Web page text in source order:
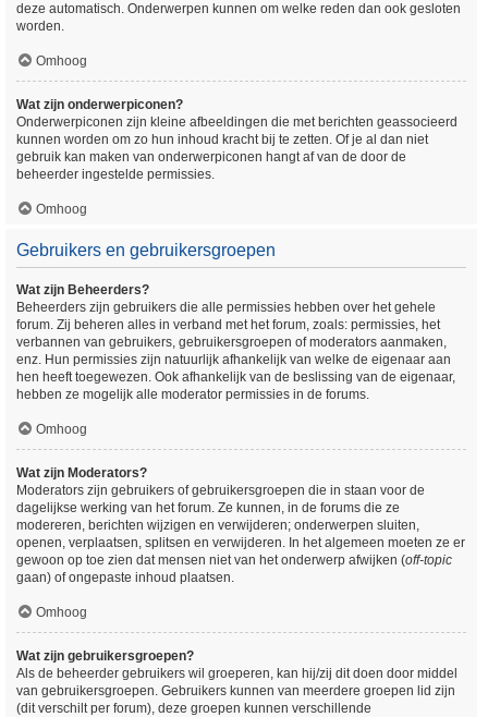
deze automatisch. Onderwerpen kunnen om welke reden dan ook gesloten
worden.
Omhoog
Wat zijn onderwerpiconen?
Onderwerpiconen zijn kleine afbeeldingen die met berichten geassocieerd
kunnen worden om zo hun inhoud kracht bij te zetten. Of je al dan niet
gebruik kan maken van onderwerpiconen hangt af van de door de
beheerder ingestelde permissies.
Omhoog
Gebruikers en gebruikersgroepen
Wat zijn Beheerders?
Beheerders zijn gebruikers die alle permissies hebben over het gehele
forum. Zij beheren alles in verband met het forum, zoals: permissies, het
verbannen van gebruikers, gebruikersgroepen of moderators aanmaken,
enz. Hun permissies zijn natuurlijk afhankelijk van welke de eigenaar aan
hen heeft toegewezen. Ook afhankelijk van de beslissing van de eigenaar,
hebben ze mogelijk alle moderator permissies in de forums.
Omhoog
Wat zijn Moderators?
Moderators zijn gebruikers of gebruikersgroepen die in staan voor de
dagelijkse werking van het forum. Ze kunnen, in de forums die ze
modereren, berichten wijzigen en verwijderen; onderwerpen sluiten,
openen, verplaatsen, splitsen en verwijderen. In het algemeen moeten ze er
gewoon op toe zien dat mensen niet van het onderwerp afwijken (off-topic
gaan) of ongepaste inhoud plaatsen.
Omhoog
Wat zijn gebruikersgroepen?
Als de beheerder gebruikers wil groeperen, kan hij/zij dit doen door middel
van gebruikersgroepen. Gebruikers kunnen van meerdere groepen lid zijn
(dit verschilt per forum), deze groepen kunnen verschillende